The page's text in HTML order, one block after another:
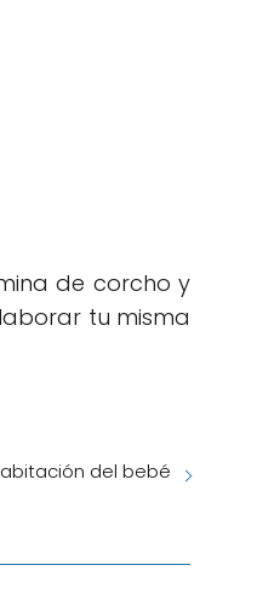
de corcho y
tu misma
del bebé